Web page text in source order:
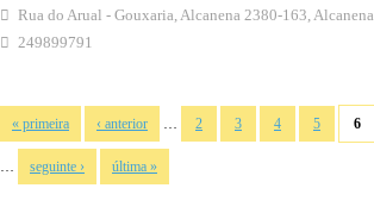
Rua do Arual - Gouxaria, Alcanena 2380-163, Alcanena
249899791
Páginas
« primeira ‹ anterior 2 3 4 5 6
seguinte › última »